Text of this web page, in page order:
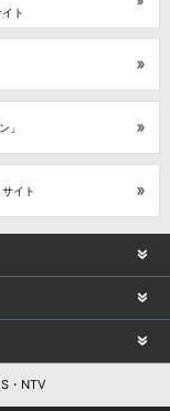
ト
」
イト
・NTV